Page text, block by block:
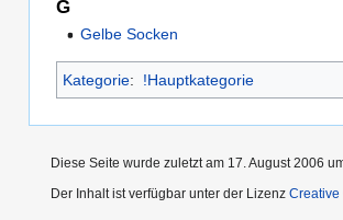
G
Gelbe Socken
Kategorie: !Hauptkategorie
Diese Seite wurde zuletzt am 17. August 2006
Der Inhalt ist verfügbar unter der Lizenz Creative